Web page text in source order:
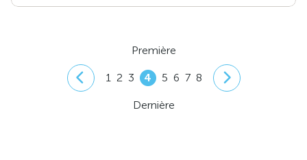
Première
1 2 3 4 5 6 7 8
Dernière